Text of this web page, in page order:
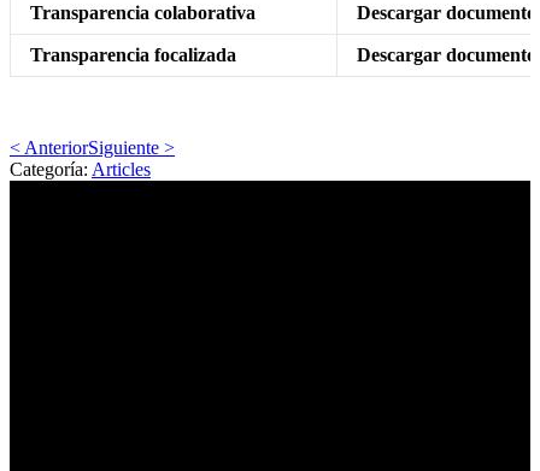
Transparencia colaborativa Descargar documento
Transparencia focalizada Descargar documento
< AnteriorSiguiente >
Categoría: Articles